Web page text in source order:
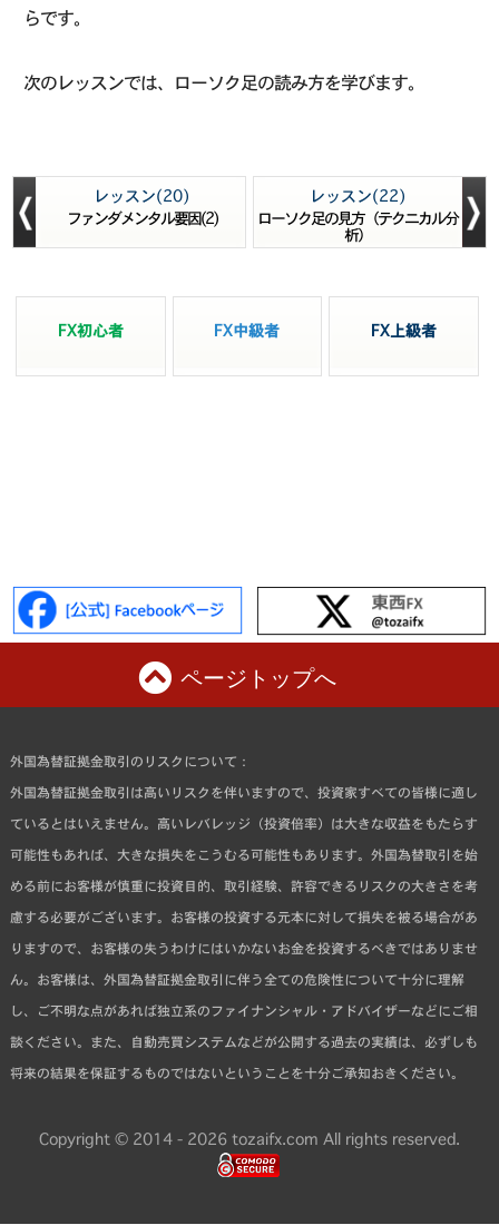
らです。
次のレッスンでは、ローソク足の読み方を学びます。
レッスン(20)
ファンダメンタル要因(2)
レッスン(22)
ローソク足の見方（テクニカル分
析）
FX初心者 FX中級者 FX上級者
ページトップへ
外国為替証拠金取引のリスクについて：
外国為替証拠金取引は高いリスクを伴いますので、投資家すべての皆様に適し
ているとはいえません。高いレバレッジ（投資倍率）は大きな収益をもたらす
可能性もあれば、大きな損失をこうむる可能性もあります。外国為替取引を始
める前にお客様が慎重に投資目的、取引経験、許容できるリスクの大きさを考
慮する必要がございます。お客様の投資する元本に対して損失を被る場合があ
りますので、お客様の失うわけにはいかないお金を投資するべきではありませ
ん。お客様は、外国為替証拠金取引に伴う全ての危険性について十分に理解
し、ご不明な点があれば独立系のファイナンシャル・アドバイザーなどにご相
談ください。また、自動売買システムなどが公開する過去の実績は、必ずしも
将来の結果を保証するものではないということを十分ご承知おきください。
Copyright © 2014 - 2026 tozaifx.com All rights reserved.